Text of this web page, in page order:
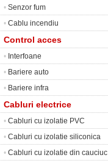
• Senzor fum
• Cablu incendiu
Control acces
• Interfoane
• Bariere auto
• Bariere infra
Cabluri electrice
• Cabluri cu izolatie PVC
• Cabluri cu izolatie siliconica
• Cabluri cu izolatie din cauciuc